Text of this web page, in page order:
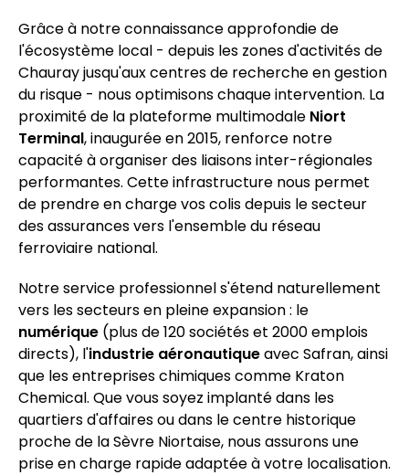
Grâce à notre connaissance approfondie de
l'écosystème local - depuis les zones d'activités de
Chauray jusqu'aux centres de recherche en gestion
du risque - nous optimisons chaque intervention. La
proximité de la plateforme multimodale Niort
Terminal, inaugurée en 2015, renforce notre
capacité à organiser des liaisons inter-régionales
performantes. Cette infrastructure nous permet
de prendre en charge vos colis depuis le secteur
des assurances vers l'ensemble du réseau
ferroviaire national.
Notre service professionnel s'étend naturellement
vers les secteurs en pleine expansion : le
numérique (plus de 120 sociétés et 2000 emplois
directs), l'industrie aéronautiqueavec Safran, ainsi
que les entreprises chimiques comme Kraton
Chemical. Que vous soyez implanté dans les
quartiers d'affaires ou dans le centre historique
proche de la Sèvre Niortaise, nous assurons une
prise en charge rapide adaptée à votre localisation.